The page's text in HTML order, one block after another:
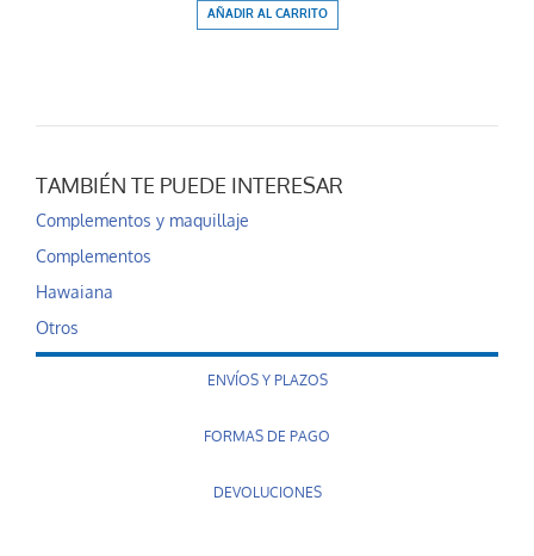
AÑADIR AL CARRITO
TAMBIÉN TE PUEDE INTERESAR
Complementos y maquillaje
Complementos
Hawaiana
Otros
ENVÍOS Y PLAZOS
FORMAS DE PAGO
DEVOLUCIONES